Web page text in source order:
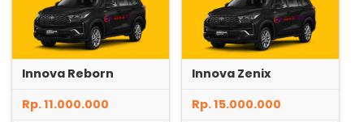
Innova Reborn
Rp. 11.000.000
Innova Zenix
Rp. 15.000.000